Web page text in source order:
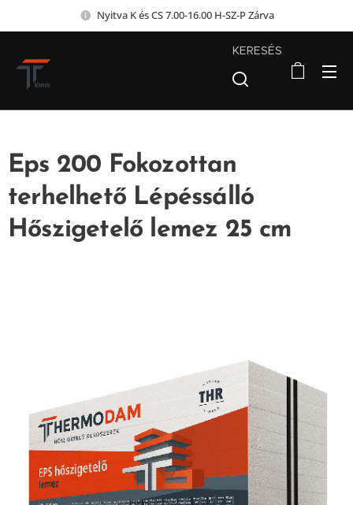
Nyitva K és CS 7.00-16.00 H-SZ-P Zárva
KERESÉS
Eps 200 Fokozottan
terhelhető Lépéssálló
Hőszigetelő lemez 25 cm